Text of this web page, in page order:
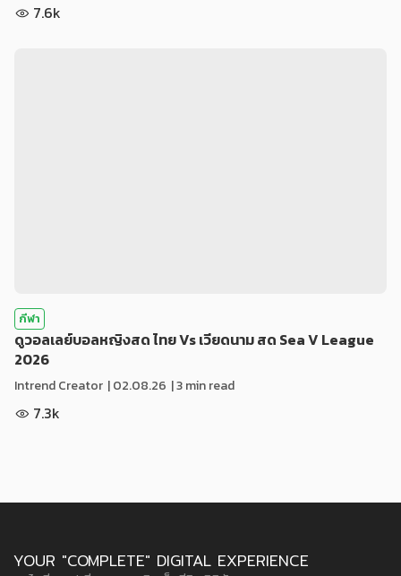
7.6k
กีฬา
ดูวอลเลย์บอลหญิงสด ไทย Vs เวียดนาม สด Sea V League
2026
Intrend Creator |02.08.26 | 3 min read
7.3k
YOUR "COMPLETE" DIGITAL EXPERIENCE